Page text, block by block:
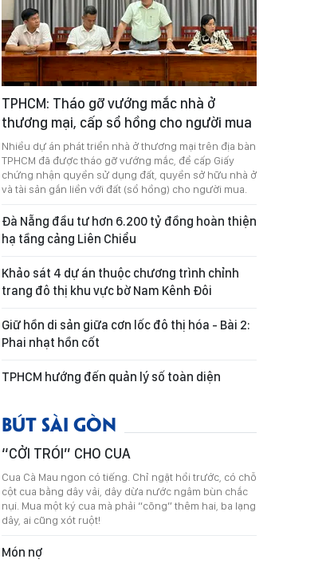
TPHCM: Tháo gỡ vướng mắc nhà ở
thương mại, cấp sổ hồng cho người mua
Nhiều dự án phát triển nhà ở thương mại trên địa bàn
TPHCM đã được tháo gỡ vướng mắc, để cấp Giấy
chứng nhận quyền sử dụng đất, quyền sở hữu nhà ở
và tài sản gắn liền với đất (sổ hồng) cho người mua.
Đà Nẵng đầu tư hơn 6.200 tỷ đồng hoàn thiện
hạ tầng cảng Liên Chiểu
Khảo sát 4 dự án thuộc chương trình chỉnh
trang đô thị khu vực bờ Nam Kênh Đôi
Giữ hồn di sản giữa cơn lốc đô thị hóa - Bài 2:
Phai nhạt hồn cốt
TPHCM hướng đến quản lý số toàn diện
BÚT SÀI GÒN
“CỞI TRÓI” CHO CUA
Cua Cà Mau ngon có tiếng. Chỉ ngặt hồi trước, có chỗ
cột cua bằng dây vải, dây dừa nước ngâm bùn chắc
nụi. Mua một ký cua mà phải “cõng” thêm hai, ba lạng
dây, ai cũng xót ruột!
Món nợ